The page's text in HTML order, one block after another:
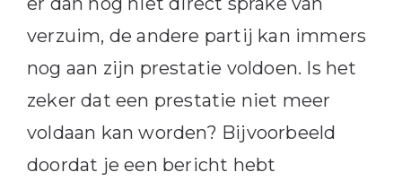
verzuim, de andere partij kan immers
nog aan zijn prestatie voldoen. Is het
zeker dat een prestatie niet meer
voldaan kan worden? Bijvoorbeeld
doordat je een bericht hebt